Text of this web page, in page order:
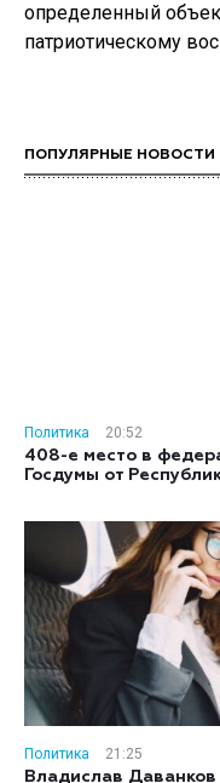
определенный
патриотическому
ПОПУЛЯРНЫЕ НОВОСТИ
Политика
20:52
408-е место в
Госдумы от
Политика
21:25
Владислав